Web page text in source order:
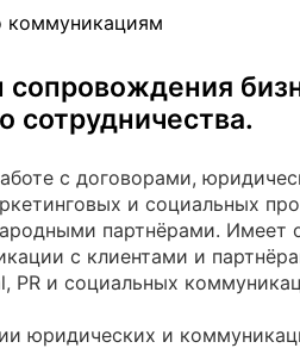
коммуникациям
сотрудничества.
с договорами,
и социальных
партнёрами. Имеет
с клиентами и
PR и социальных
юридических и